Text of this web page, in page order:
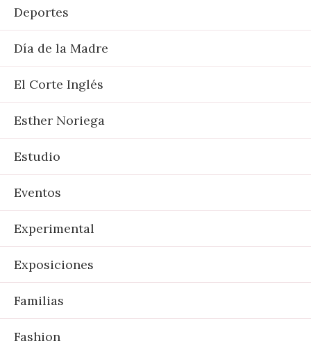
Deportes
Día de la Madre
El Corte Inglés
Esther Noriega
Estudio
Eventos
Experimental
Exposiciones
Familias
Fashion